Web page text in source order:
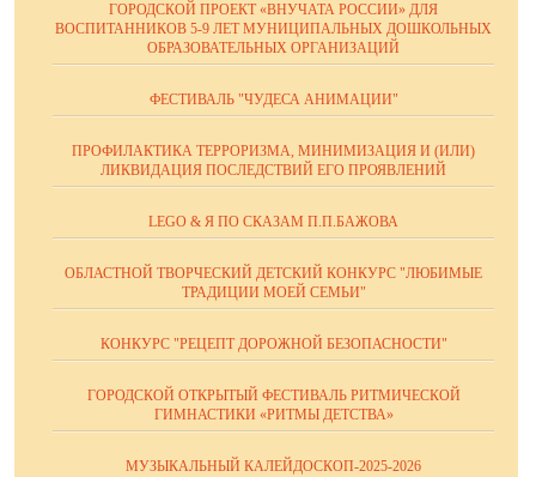
ГОРОДСКОЙ ПРОЕКТ «ВНУЧАТА РОССИИ» ДЛЯ
ВОСПИТАННИКОВ 5-9 ЛЕТ МУНИЦИПАЛЬНЫХ ДОШКОЛЬНЫХ
ОБРАЗОВАТЕЛЬНЫХ ОРГАНИЗАЦИЙ
ФЕСТИВАЛЬ "ЧУДЕСА АНИМАЦИИ"
ПРОФИЛАКТИКА ТЕРРОРИЗМА, МИНИМИЗАЦИЯ И (ИЛИ)
ЛИКВИДАЦИЯ ПОСЛЕДСТВИЙ ЕГО ПРОЯВЛЕНИЙ
LEGO & Я ПО СКАЗАМ П.П.БАЖОВА
ОБЛАСТНОЙ ТВОРЧЕСКИЙ ДЕТСКИЙ КОНКУРС "ЛЮБИМЫЕ
ТРАДИЦИИ МОЕЙ СЕМЬИ"
КОНКУРС "РЕЦЕПТ ДОРОЖНОЙ БЕЗОПАСНОСТИ"
ГОРОДСКОЙ ОТКРЫТЫЙ ФЕСТИВАЛЬ РИТМИЧЕСКОЙ
ГИМНАСТИКИ «РИТМЫ ДЕТСТВА»
МУЗЫКАЛЬНЫЙ КАЛЕЙДОСКОП-2025-2026